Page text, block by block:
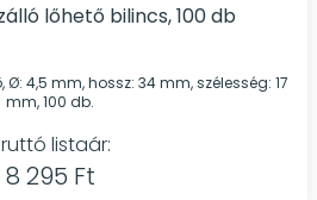
lőhető bilincs, 100 db
4,5 mm, hossz: 34 mm, szélesség: 17
mm, 100 db.
listaár:
8 295 Ft